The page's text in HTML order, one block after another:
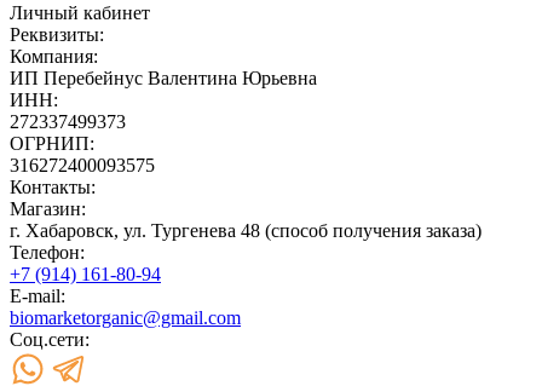
Личный кабинет
Реквизиты:
Компания:
ИП Перебейнус Валентина Юрьевна
ИНН:
272337499373
ОГРНИП:
316272400093575
Контакты:
Магазин:
г. Хабаровск, ул. Тургенева 48 (способ получения заказа)
Телефон:
+7 (914) 161-80-94
E-mail:
biomarketorganic@gmail.com
Соц.сети: